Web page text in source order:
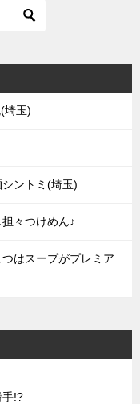
埼玉)
ントミ(埼玉)
々つけめん♪
はスープがプレミア
手!?